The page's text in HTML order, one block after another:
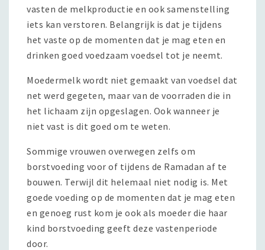
vasten de melkproductie en ook samenstelling
iets kan verstoren. Belangrijk is dat je tijdens
het vaste op de momenten dat je mag eten en
drinken goed voedzaam voedsel tot je neemt.
Moedermelk wordt niet gemaakt van voedsel dat
net werd gegeten, maar van de voorraden die in
het lichaam zijn opgeslagen. Ook wanneer je
niet vast is dit goed om te weten.
Sommige vrouwen overwegen zelfs om
borstvoeding voor of tijdens de Ramadan af te
bouwen. Terwijl dit helemaal niet nodig is. Met
goede voeding op de momenten dat je mag eten
en genoeg rust kom je ook als moeder die haar
kind borstvoeding geeft deze vastenperiode
door.